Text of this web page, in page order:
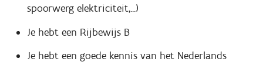
spoorwerg elektriciteit,...)
Je hebt een Rijbewijs B
Je hebt een goede kennis van het Nederlands